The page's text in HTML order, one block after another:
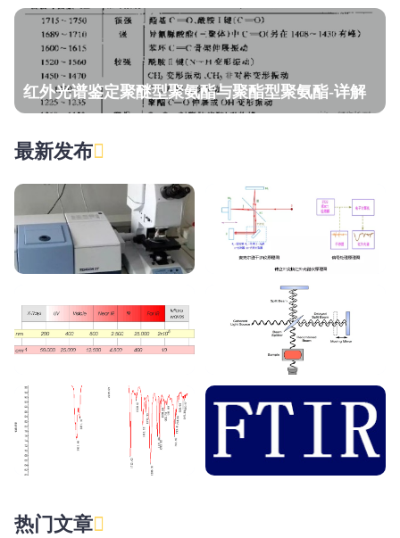
红外光谱鉴定聚醚型聚氨酯与聚酯型聚氨酯-详解
最新发布
热门文章